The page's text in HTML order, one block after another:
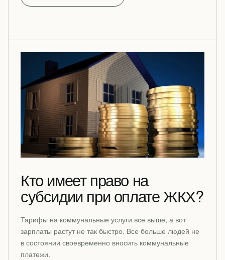
Кто имеет право на
субсидии при оплате ЖКХ?
Тарифы на коммунальные услуги все выше, а вот
зарплаты растут не так быстро. Все больше людей не
в состоянии своевременно вносить коммунальные
платежи.